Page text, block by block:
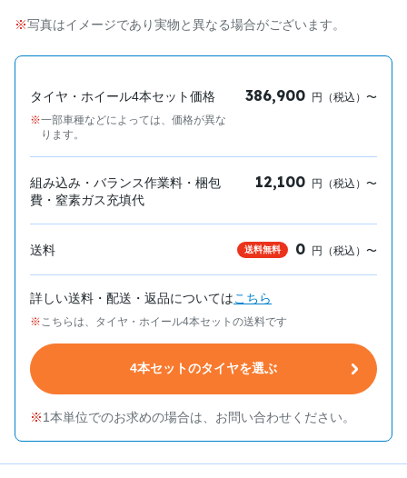
写真はイメージであり実物と異なる場合がございます。
タイヤ・ホイール4本セット価格
一部車種などによっては、価格が異な
ります。
386,900 円（税込）〜
組み込み・バランス作業料・梱包
費・窒素ガス充填代
12,100 円（税込）〜
送料 送料無料 0 円（税込）〜
詳しい送料・配送・返品についてはこちら
こちらは、タイヤ・ホイール4本セットの送料です
4本セットのタイヤを選ぶ
1本単位でのお求めの場合は、お問い合わせください。